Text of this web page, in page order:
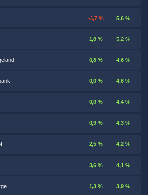
-3,7 % 5,6 %
1,8 % 5,2 %
0,8 % 4,6 %
0,0 % 4,6 %
0,0 % 4,4 %
0,9 % 4,3 %
2,5 % 4,2 %
3,6 % 4,1 %
1,3 % 3,9 %